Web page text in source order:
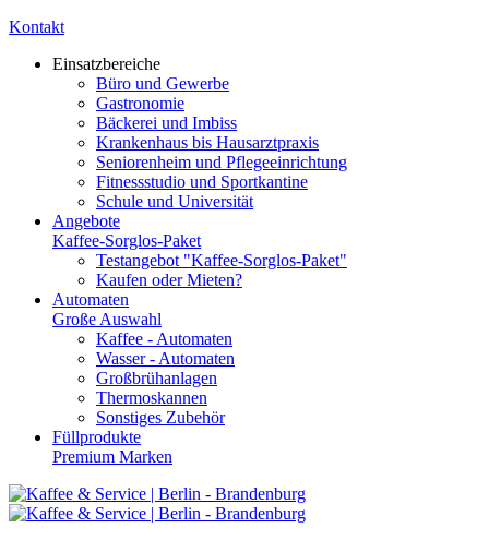
Kontakt
Einsatzbereiche
Büro und Gewerbe
Gastronomie
Bäckerei und Imbiss
Krankenhaus bis Hausarztpraxis
Seniorenheim und Pflegeeinrichtung
Fitnessstudio und Sportkantine
Schule und Universität
Angebote
Kaffee-Sorglos-Paket
Testangebot "Kaffee-Sorglos-Paket"
Kaufen oder Mieten?
Automaten
Große Auswahl
Kaffee - Automaten
Wasser - Automaten
Großbrühanlagen
Thermoskannen
Sonstiges Zubehör
Füllprodukte
Premium Marken